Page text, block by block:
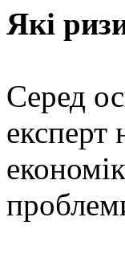
Які
Серед
експерт